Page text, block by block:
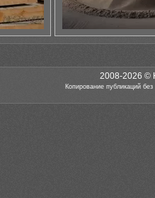
2008-2026 ©
Копирование публикаций